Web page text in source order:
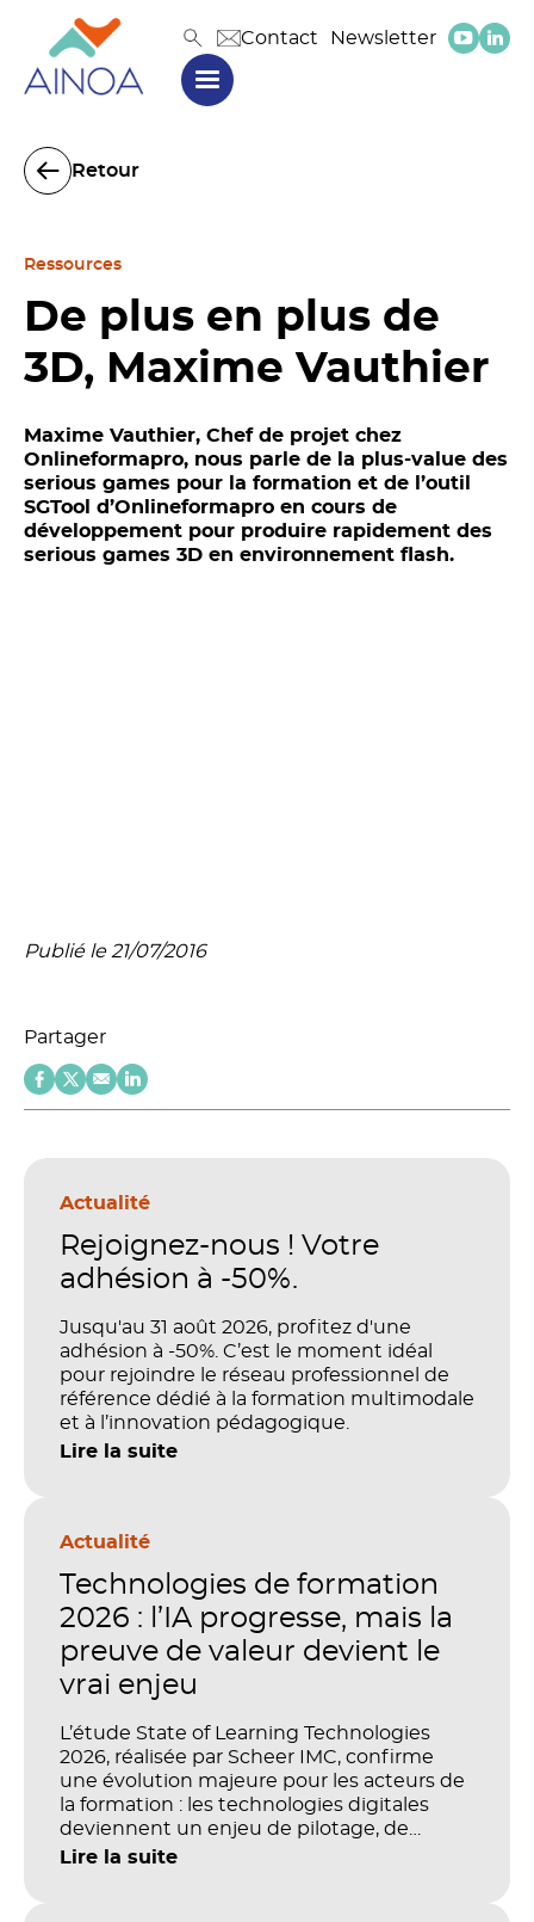
Contact Newsletter
Retour
Ressources
De plus en plus de
3D, Maxime Vauthier
Maxime Vauthier, Chef de projet chez
Onlineformapro, nous parle de la plus-value des
serious games pour la formation et de l’outil
SGTool d’Onlineformapro en cours de
développement pour produire rapidement des
serious games 3D en environnement flash.
Publié le 21/07/2016
Partager
Actualité
Rejoignez-nous ! Votre
adhésion à -50%.
Jusqu'au 31 août 2026, profitez d'une
adhésion à -50%. C’est le moment idéal
pour rejoindre le réseau professionnel de
référence dédié à la formation multimodale
et à l’innovation pédagogique.
Lire la suite
Actualité
Technologies de formation
2026 : l’IA progresse, mais la
preuve de valeur devient le
vrai enjeu
L’étude State of Learning Technologies
2026, réalisée par Scheer IMC, confirme
une évolution majeure pour les acteurs de
la formation : les technologies digitales
deviennent un enjeu de pilotage, de
performance et de preuve de valeur. IA,
Lire la suite